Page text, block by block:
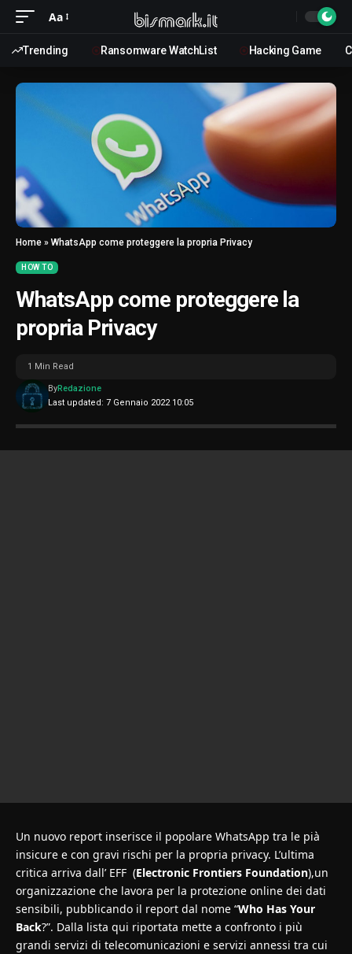
Aa
Trending Ransomware WatchList Hacking Game
Home » WhatsApp come proteggere la propria Privacy
HOW TO
WhatsApp come proteggere la
propria Privacy
Last updated: 7 Gennaio 2022 10:05
ByRedazione
1 Min Read
Un nuovo report inserisce il popolare WhatsApp tra le pià
insicure e con gravi rischi per la propria privacy. L’ultima
critica arriva dall’ EFF (Electronic Frontiers Foundation),un
organizzazione che lavora per la protezione online dei dati
sensibili, pubblicando il report dal nome “Who Has Your
Back?”. Dalla lista qui riportata mette a confronto i più
grandi servizi di telecomunicazioni e servizi annessi tra cui